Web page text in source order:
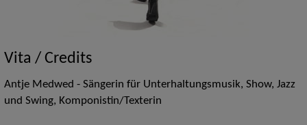
Vita / Credits
Antje Medwed - Sängerin für Unterhaltungsmusik, Show, Jazz
und Swing, Komponistin/Texterin